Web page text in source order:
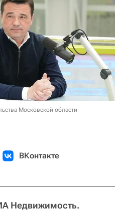
Московской области
ВКонтакте
Недвижимость.